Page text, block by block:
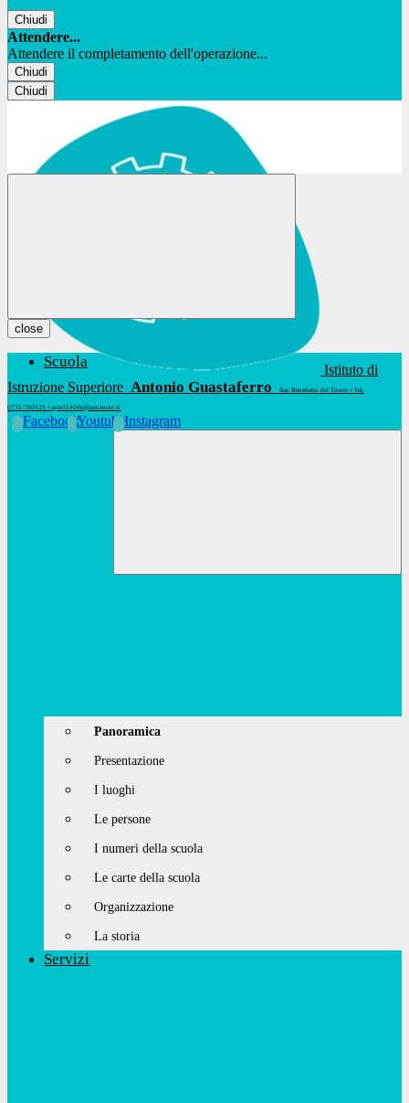
Chiudi
Attendere...
Attendere il completamento dell'operazione...
Chiudi
Chiudi
Istituto di
Istruzione Superiore Antonio Guastaferro San Benedetto del Tronto • Tel.
0735.780525 • apis01400t@istruzione.it
FacebookYoutubeInstagram
close
Scuola
Panoramica
Presentazione
I luoghi
Le persone
I numeri della scuola
Le carte della scuola
Organizzazione
La storia
Servizi